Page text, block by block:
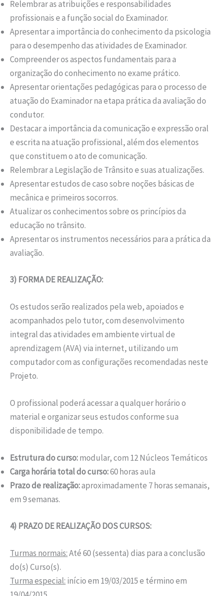
Relembrar as atribuições e responsabilidades
profissionais e a função social do Examinador.
Apresentar a importância do conhecimento da psicologia
para o desempenho das atividades de Examinador.
Compreender os aspectos fundamentais para a
organização do conhecimento no exame prático.
Apresentar orientações pedagógicas para o processo de
atuação do Examinador na etapa prática da avaliação do
condutor.
Destacar a importância da comunicação e expressão oral
e escrita na atuação profissional, além dos elementos
que constituem o ato de comunicação.
Relembrar a Legislação de Trânsito e suas atualizações.
Apresentar estudos de caso sobre noções básicas de
mecânica e primeiros socorros.
Atualizar os conhecimentos sobre os princípios da
educação no trânsito.
Apresentar os instrumentos necessários para a prática da
avaliação.
3) FORMA DE REALIZAÇÃO:
Os estudos serão realizados pela web, apoiados e
acompanhados pelo tutor, com desenvolvimento
integral das atividades em ambiente virtual de
aprendizagem (AVA) via internet, utilizando um
computador com as configurações recomendadas neste
Projeto.
O profissional poderá acessar a qualquer horário o
material e organizar seus estudos conforme sua
disponibilidade de tempo.
Estrutura do curso:modular, com 12 Núcleos Temáticos
Carga horária total do curso:60 horas aula
Prazo de realização:aproximadamente 7 horas semanais,
em 9 semanas.
4) PRAZO DE REALIZAÇÃO DOS CURSOS:
Turmas normais:Até 60 (sessenta) dias para a conclusão
do(s) Curso(s).
Turma especial: início em 19/03/2015 e término em